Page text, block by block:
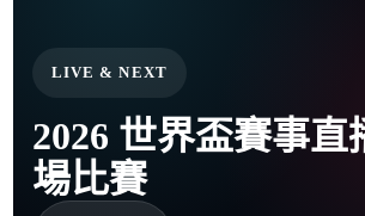
LIVE & NEXT
2026 世界盃賽事直
場比賽